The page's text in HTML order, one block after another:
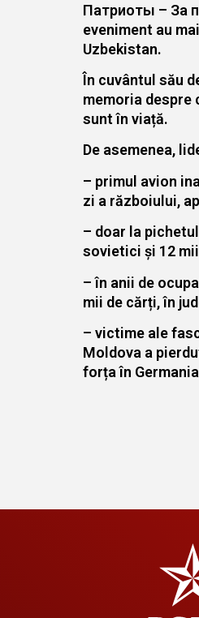
Патриоты – За
eveniment au
Uzbekistan.
În cuvântul său
memoria despre
sunt în viață.
De asemenea,
– primul avion
zi a războiului,
– doar la
sovietici și 12
– în anii de
mii de cărți, în
– victime ale
Moldova a
forța în